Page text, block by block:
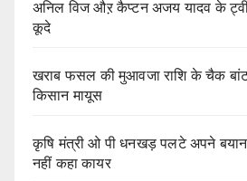
अनिल विज औऱ कैप्टन अजय यादव के
कूदे
खराब फसल की मुआवजा राशि के चैक
किसान मायूस
कृषि मंत्री ओ पी धनखड़ पलटे अपने
नहीं कहा कायर